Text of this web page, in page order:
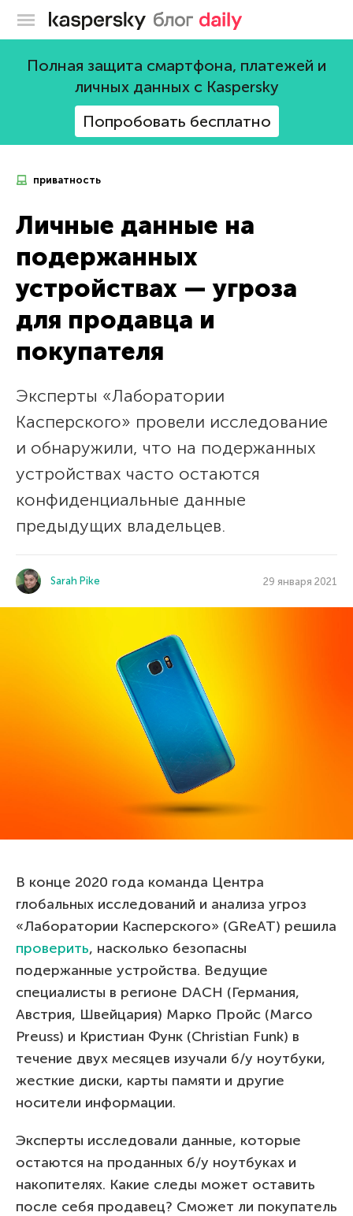
Блог Касперского
Полная защита смартфона, платежей и
личных данных с Kaspersky
Попробовать бесплатно
приватность
Личные данные на
подержанных
устройствах — угроза
для продавца и
покупателя
Эксперты «Лаборатории
Касперского» провели исследование
и обнаружили, что на подержанных
устройствах часто остаются
конфиденциальные данные
предыдущих владельцев.
Sarah Pike 29 января 2021
В конце 2020 года команда Центра
глобальных исследований и анализа угроз
«Лаборатории Касперского» (GReAT) решила
проверить, насколько безопасны
подержанные устройства. Ведущие
специалисты в регионе DACH (Германия,
Австрия, Швейцария) Марко Пройс (Marco
Preuss) и Кристиан Функ (Christian Funk) в
течение двух месяцев изучали б/у ноутбуки,
жесткие диски, карты памяти и другие
носители информации.
Эксперты исследовали данные, которые
остаются на проданных б/у ноутбуках и
накопителях. Какие следы может оставить
после себя продавец? Сможет ли покупатель